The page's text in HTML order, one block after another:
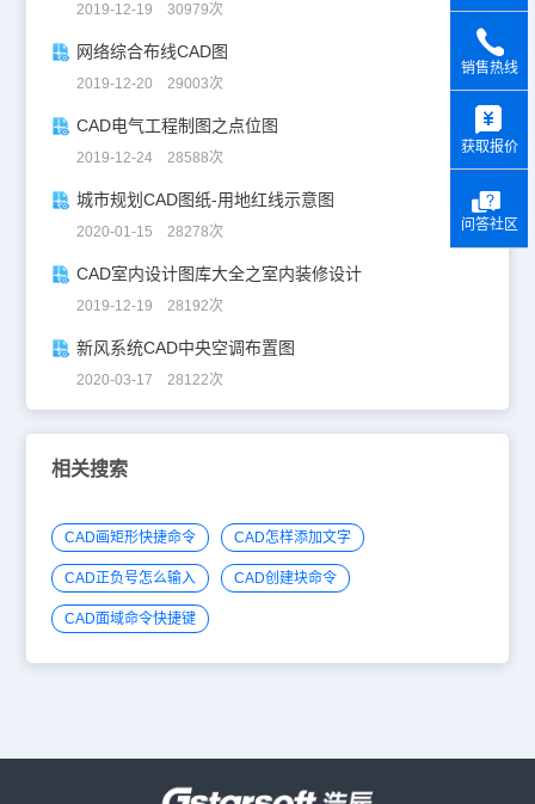
2019-12-19 30979次
网络综合布线CAD图
2019-12-20 29003次
CAD电气工程制图之点位图
2019-12-24 28588次
城市规划CAD图纸-用地红线示意图
2020-01-15 28278次
CAD室内设计图库大全之室内装修设计
2019-12-19 28192次
新风系统CAD中央空调布置图
2020-03-17 28122次
相关搜索
CAD画矩形快捷命令 CAD怎样添加文字
CAD正负号怎么输入 CAD创建块命令
CAD面域命令快捷键
销售热线
获取报价
问答社区